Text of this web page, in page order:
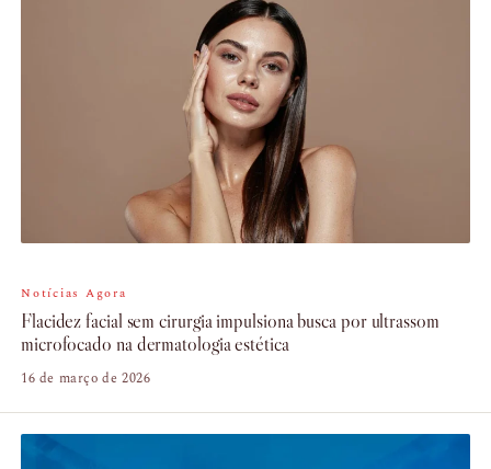
Notícias Agora
Flacidez facial sem cirurgia impulsiona busca por ultrassom
microfocado na dermatologia estética
16 de março de 2026